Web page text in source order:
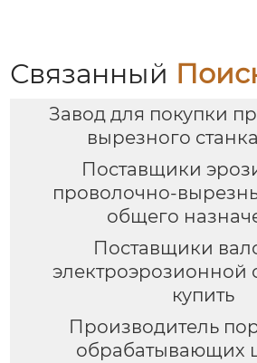
Связанный
Завод для покупки
вырезного
Поставщики
проволочно-
общего
Поставщики
электроэрозионной
купить
Производитель
обрабатывающих